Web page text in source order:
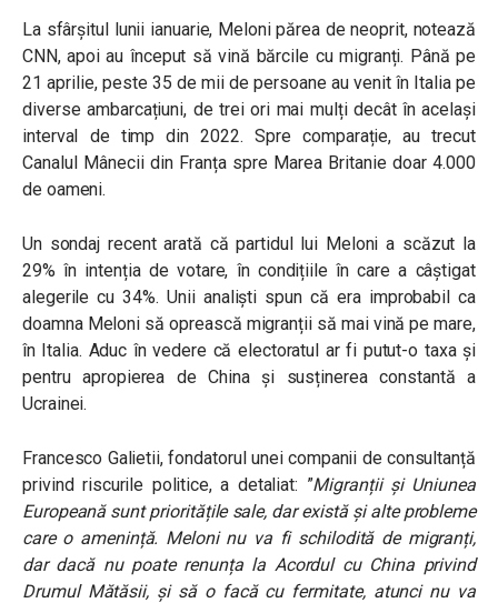
La sfârșitul lunii ianuarie, Meloni părea de neoprit, notează
CNN, apoi au început să vină bărcile cu migranți. Până pe
21 aprilie, peste 35 de mii de persoane au venit în Italia pe
diverse ambarcațiuni, de trei ori mai mulți decât în același
interval de timp din 2022. Spre comparație, au trecut
Canalul Mânecii din Franța spre Marea Britanie doar 4.000
de oameni.
Un sondaj recent arată că partidul lui Meloni a scăzut la
29% în intenția de votare, în condițiile în care a câștigat
alegerile cu 34%. Unii analiști spun că era improbabil ca
doamna Meloni să oprească migranții să mai vină pe mare,
în Italia. Aduc în vedere că electoratul ar fi putut-o taxa și
pentru apropierea de China și susținerea constantă a
Ucrainei.
Francesco Galietii, fondatorul unei companii de consultanță
privind riscurile politice, a detaliat: ”Migranții și Uniunea
Europeană sunt prioritățile sale, dar există și alte probleme
care o amenință. Meloni nu va fi schilodită de migranți,
dar dacă nu poate renunța la Acordul cu China privind
Drumul Mătăsii, și să o facă cu fermitate, atunci nu va